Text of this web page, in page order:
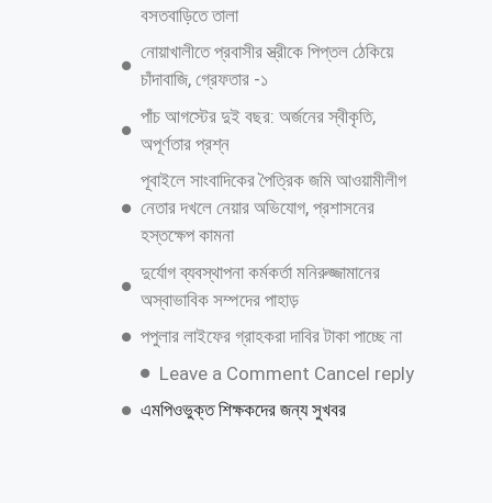
বসতবাড়িতে তালা
নোয়াখালীতে প্রবাসীর স্ত্রীকে পিপ্তল ঠেকিয়ে
চাঁদাবাজি, গ্রেফতার -১
পাঁচ আগস্টের দুই বছর: অর্জনের স্বীকৃতি,
অপূর্ণতার প্রশ্ন
পূবাইলে সাংবাদিকের পৈত্রিক জমি আওয়ামীলীগ
নেতার দখলে নেয়ার অভিযোগ, প্রশাসনের
হস্তক্ষেপ কামনা
দুর্যোগ ব্যবস্থাপনা কর্মকর্তা মনিরুজ্জামানের
অস্বাভাবিক সম্পদের পাহাড়
পপুলার লাইফের গ্রাহকরা দাবির টাকা পাচ্ছে না
Leave a Comment Cancel reply
এমপিওভুক্ত শিক্ষকদের জন্য সুখবর